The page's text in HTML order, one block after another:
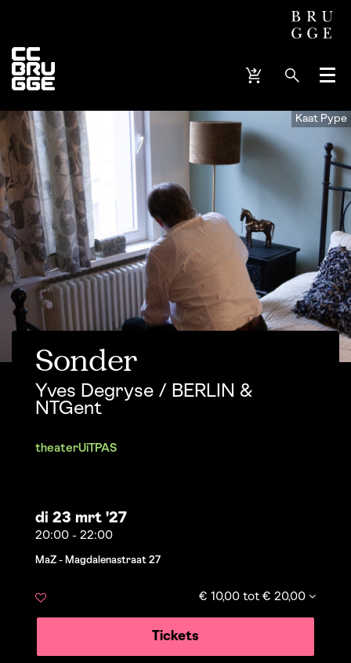
Menu
Kaat Pype
Sonder
Yves Degryse / BERLIN &
NTGent
theaterUiTPAS
di 23 mrt '27
20:00 - 22:00
MaZ - Magdalenastraat 27
€ 10,00 tot € 20,00
Tickets